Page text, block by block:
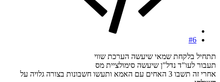
#6
תתחיל בלקחת שמאי שיעשה הערכת שווי
תעבור לעו"ד נדל"ן שיעשה סימולציית מס
אחרי זה תשבו 3 האחים עם האמא ותעשו חשבונות בצורה גלויה על